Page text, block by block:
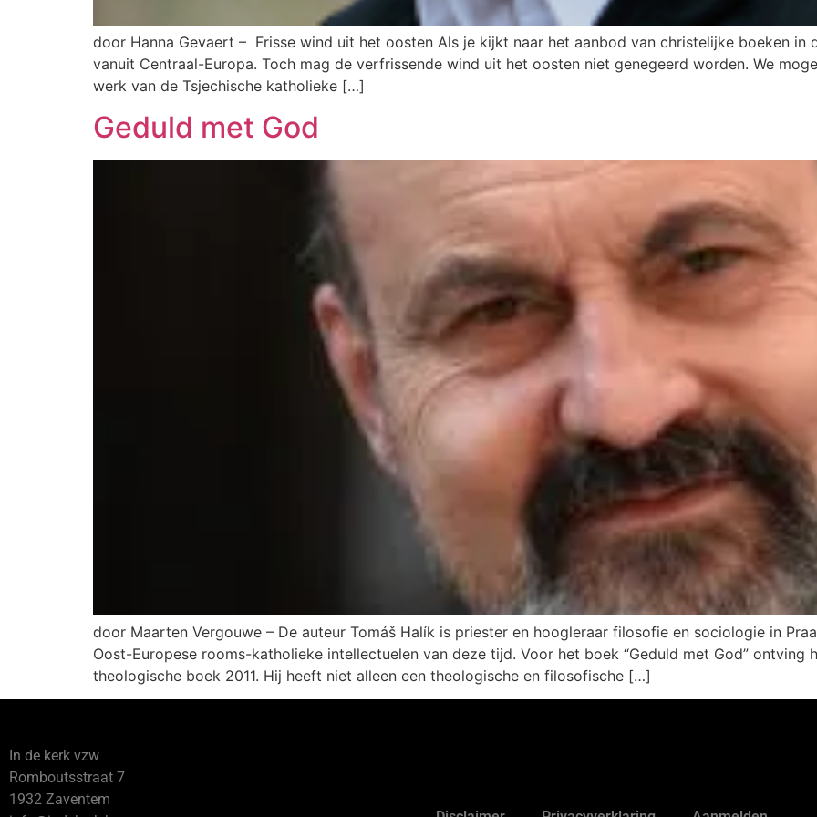
door Hanna Gevaert – Frisse wind uit het oosten Als je kijkt naar het aanbod van christelijke boeken in
vanuit Centraal-Europa. Toch mag de verfrissende wind uit het oosten niet genegeerd worden. We
werk van de Tsjechische katholieke […]
Geduld met God
door Maarten Vergouwe – De auteur Tomáš Halík is priester en hoogleraar filosofie en sociologie in
Oost-Europese rooms-katholieke intellectuelen van deze tijd. Voor het boek “Geduld met God” ontving
theologische boek 2011. Hij heeft niet alleen een theologische en filosofische […]
In de kerk vzw
Romboutsstraat 7
1932 Zaventem